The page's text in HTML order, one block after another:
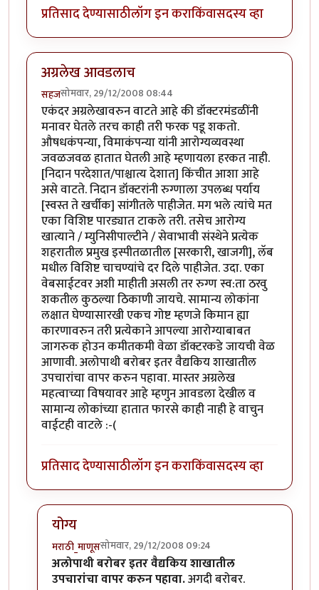
प्रतिसाद देण्यासाठीलॉग इन कराकिंवासदस्य व्हा
अग्रलेख आवडलाच
सहजसोमवार, 29/12/2008 08:44
एकंदर अग्रलेखावरुन वाटते आहे की डॉक्टरमंडळींनी
मनावर घेतले तरच काही तरी फरक पडू शकतो.
औषधकंपन्या, विमाकंपन्या यांनी आरोग्यव्यवस्था
जवळजवळ हातात घेतली आहे म्हणायला हरकत नाही.
[निदान परदेशात/पाश्चात्य देशात] किंचीत आशा आहे
असे वाटते. निदान डॉक्टरांनी रुग्णाला उपलब्ध पर्याय
[स्वस्त ते खर्चीक] सांगीतले पाहीजेत. मग भले त्यांचे मत
एका विशिष्ट पारड्यात टाकले तरी. तसेच आरोग्य
खात्याने / म्युनिसीपाल्टीने / सेवाभावी संस्थेने प्रत्येक
शहरातील प्रमुख इस्पीतळातील [सरकारी, खाजगी], लॅब
मधील विशिष्ट चाचण्यांचे दर दिले पाहीजेत. उदा. एका
वेबसाईटवर अशी माहीती असली तर रुग्ण स्व:ता ठरवु
शकतील कुठल्या ठिकाणी जायचे. सामान्य लोकांना
लक्षात घेण्यासारखी एकच गोष्ट म्हणजे किमान ह्या
कारणावरुन तरी प्रत्येकाने आपल्या आरोग्याबाबत
जागरुक होउन कमीतकमी वेळा डॉक्टरकडे जायची वेळ
आणावी. अलोपाथी बरोबर इतर वैद्यकिय शाखातील
उपचारांचा वापर करुन पहावा. मास्तर अग्रलेख
महत्वाच्या विषयावर आहे म्हणुन आवडला देखील व
सामान्य लोकांच्या हातात फारसे काही नाही हे वाचुन
वाईटही वाटले :-(
प्रतिसाद देण्यासाठीलॉग इन कराकिंवासदस्य व्हा
योग्य
मराठी_माणूससोमवार, 29/12/2008 09:24
In reply toअग्रलेख आवडलाचbyसहज
अलोपाथी बरोबर इतर वैद्यकिय शाखातील
उपचारांचा वापर करुन पहावा.अगदी बरोबर.